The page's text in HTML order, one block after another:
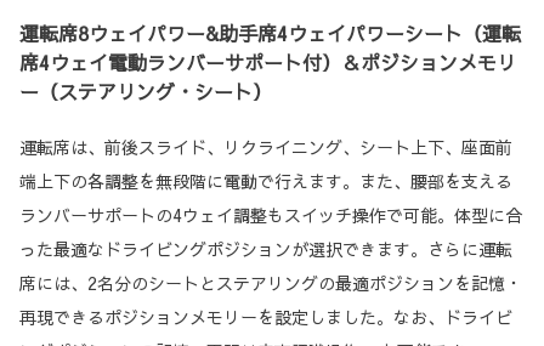
運転席8ウェイパワー&助手席4ウェイパワーシート（運転
席4ウェイ電動ランバーサポート付）＆ポジションメモリ
ー（ステアリング・シート）
運転席は、前後スライド、リクライニング、シート上下、座面前
端上下の各調整を無段階に電動で行えます。また、腰部を支える
ランバーサポートの4ウェイ調整もスイッチ操作で可能。体型に合
った最適なドライビングポジションが選択できます。さらに運転
席には、2名分のシートとステアリングの最適ポジションを記憶・
再現できるポジションメモリーを設定しました。なお、ドライビ